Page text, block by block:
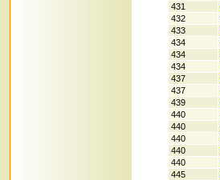
431
432
433
434
434
434
437
437
439
440
440
440
440
440
445